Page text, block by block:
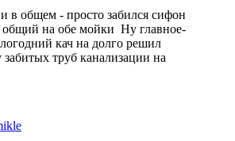
в общем - просто забился сифон
общий на обе мойки Ну главное-
кач на долго решил
труб канализации на